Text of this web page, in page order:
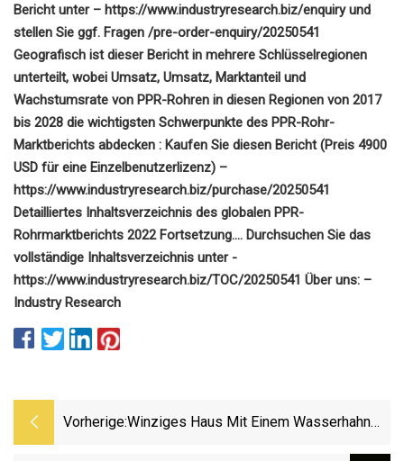
Bericht unter – https://www.industryresearch.biz/enquiry und
stellen Sie ggf. Fragen /pre-order-enquiry/20250541
Geografisch ist dieser Bericht in mehrere Schlüsselregionen
unterteilt, wobei Umsatz, Umsatz, Marktanteil und
Wachstumsrate von PPR-Rohren in diesen Regionen von 2017
bis 2028 die wichtigsten Schwerpunkte des PPR-Rohr-
Marktberichts abdecken : Kaufen Sie diesen Bericht (Preis 4900
USD für eine Einzelbenutzerlizenz) –
https://www.industryresearch.biz/purchase/20250541
Detailliertes Inhaltsverzeichnis des globalen PPR-
Rohrmarktberichts 2022 Fortsetzung…. Durchsuchen Sie das
vollständige Inhaltsverzeichnis unter -
https://www.industryresearch.biz/TOC/20250541 Über uns: –
Industry Research
Vorherige:Winziges Haus Mit Einem Wasserhahn